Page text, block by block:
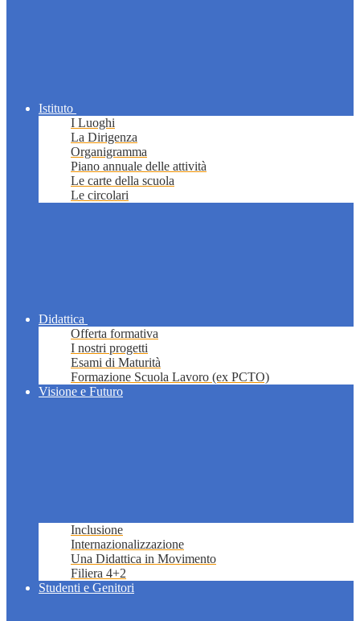
Istituto
I Luoghi
La Dirigenza
Organigramma
Piano annuale delle attività
Le carte della scuola
Le circolari
Didattica
Offerta formativa
I nostri progetti
Esami di Maturità
Formazione Scuola Lavoro (ex PCTO)
Visione e Futuro
Inclusione
Internazionalizzazione
Una Didattica in Movimento
Filiera 4+2
Studenti e Genitori